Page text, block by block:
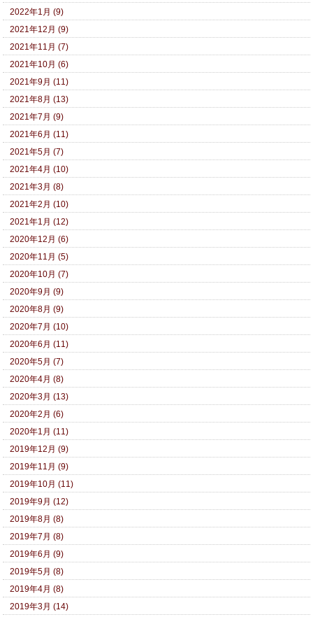
2022年1月 (9)
2021年12月 (9)
2021年11月 (7)
2021年10月 (6)
2021年9月 (11)
2021年8月 (13)
2021年7月 (9)
2021年6月 (11)
2021年5月 (7)
2021年4月 (10)
2021年3月 (8)
2021年2月 (10)
2021年1月 (12)
2020年12月 (6)
2020年11月 (5)
2020年10月 (7)
2020年9月 (9)
2020年8月 (9)
2020年7月 (10)
2020年6月 (11)
2020年5月 (7)
2020年4月 (8)
2020年3月 (13)
2020年2月 (6)
2020年1月 (11)
2019年12月 (9)
2019年11月 (9)
2019年10月 (11)
2019年9月 (12)
2019年8月 (8)
2019年7月 (8)
2019年6月 (9)
2019年5月 (8)
2019年4月 (8)
2019年3月 (14)